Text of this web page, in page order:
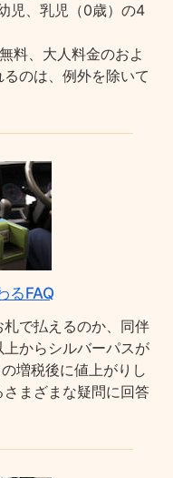
児、乳児（0歳）の4
料、大人料金のおよ
のは、例外を除いて
るFAQ
で払えるのか、同伴
からシルバーパスが
増税後に値上がりし
まざまな疑問に回答